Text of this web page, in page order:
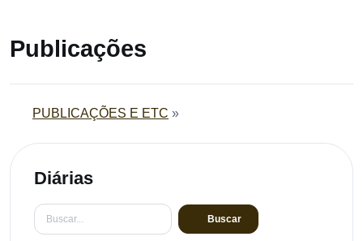
Publicações
PUBLICAÇÕES E ETC »
Diárias
Buscar